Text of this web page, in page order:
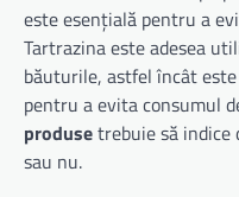
este esențială pentru a
Tartrazina este adesea
băuturile, astfel încât
pentru a evita consumul
produsetrebuie să
sau nu.